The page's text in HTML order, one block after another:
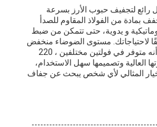
رائع لتجفيف حبوب الأرز بسرعة
بمادة من الفولاذ المقاوم للصدأ
و يدوية، حتى تتمكن من ضبط
لاحتياجاتك. مستوى الضوضاء منخفض
، لذلك لن يزعج بيئتك. كما أنه متوفر في فولتين مختلفين ، 220
قدرتها العالية وتصميمها سهل الاستخدام،
المثالي لأي شخص يبحث عن جفاف